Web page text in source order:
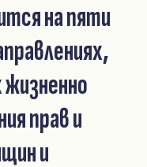
на пяти
прав и
и